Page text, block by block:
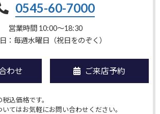
0545-60-7000
営業時間 10:00〜18:30
：毎週水曜日（祝日をのぞく）
わせ ご来店予約
込価格です。
てはお気軽にお問い合わせください。